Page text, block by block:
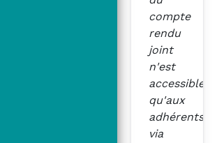
compte
rendu
joint
n'est
accessible
qu'aux
adhérents
via